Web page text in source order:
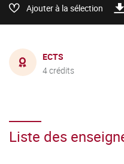
Ajouter à la sélection
ECTS
4 crédits
Liste des